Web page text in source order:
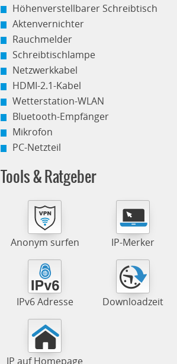
Höhenverstellbarer Schreibtisch
Aktenvernichter
Rauchmelder
Schreibtischlampe
Netzwerkkabel
HDMI-2.1-Kabel
Wetterstation-WLAN
Bluetooth-Empfänger
Mikrofon
PC-Netzteil
Tools & Ratgeber
Anonym surfen IP-Merker
IPv6 Adresse Downloadzeit
IP auf Homepage